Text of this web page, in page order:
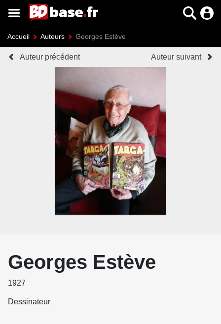
Accueil Auteurs Georges Estève
Auteur précédent Auteur suivant
Georges Estève
1927
Dessinateur